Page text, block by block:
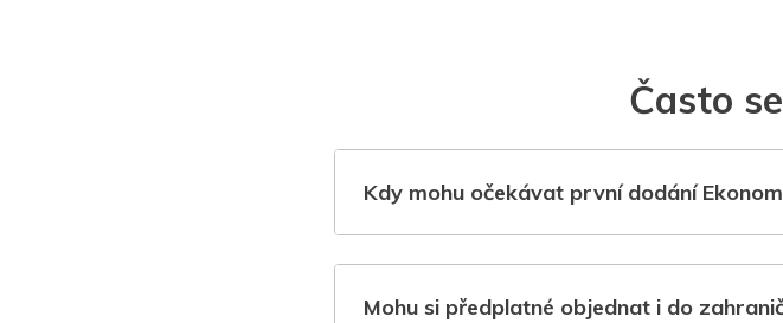
Často
Kdy mohu očekávat první dodání
Mohu si předplatné objednat i do